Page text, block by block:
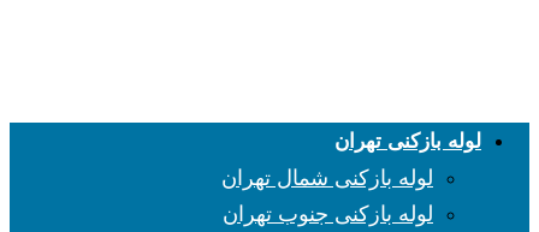
لوله بازکنی تهران
لوله بازکنی شمال تهران
لوله بازکنی جنوب تهران